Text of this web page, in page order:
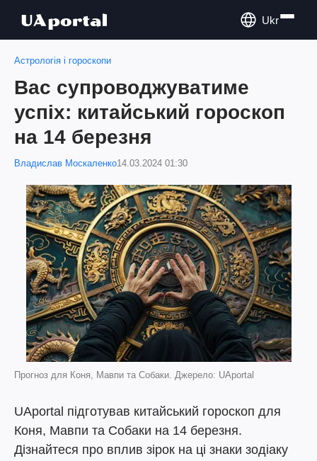
Ukr
Астрологія і гороскопи
Вас супроводжуватиме
успіх: китайський гороскоп
на 14 березня
Владислав Москаленко14.03.2024 01:30
Прогноз для Коня, Мавпи та Собаки. Джерело: UAportal
UAportal підготував китайський гороскоп для
Коня, Мавпи та Собаки на 14 березня.
Дізнайтеся про вплив зірок на ці знаки зодіаку